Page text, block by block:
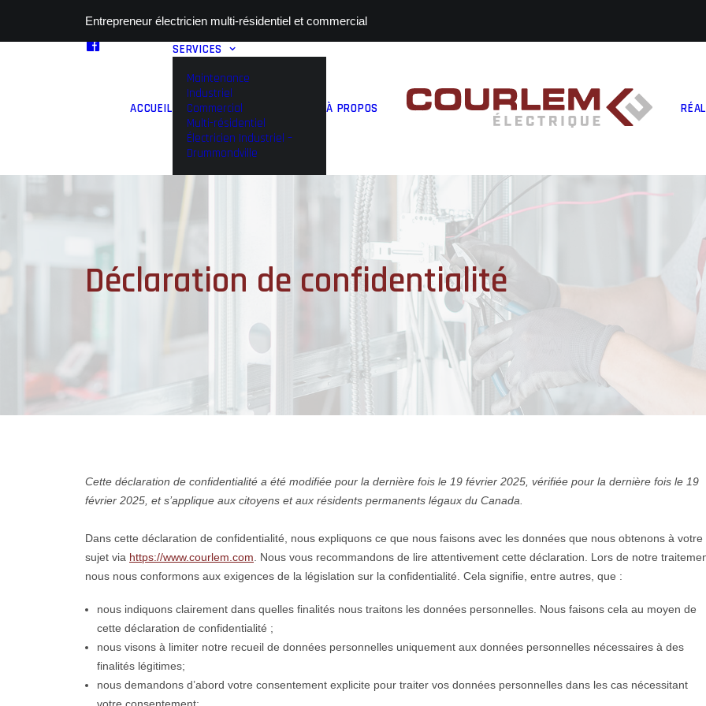
Entrepreneur électricien multi-résidentiel et commercial
ACCUEIL
SERVICES
Maintenance
Industriel
Commercial
Multi-résidentiel
Électricien Industriel –
Drummondville
À PROPOS
Déclaration de confidentialité
Cette déclaration de confidentialité a été modifiée pour la dernière fois le 19 février 2025, vérifiée pour la dernière fois le 19
février 2025, et s’applique aux citoyens et aux résidents permanents légaux du Canada.
Dans cette déclaration de confidentialité, nous expliquons ce que nous faisons avec les données que nous obtenons à votre
sujet via https://www.courlem.com . Nous vous recommandons de lire attentivement cette déclaration. Lors de notre
nous nous conformons aux exigences de la législation sur la confidentialité. Cela signifie, entre autres, que :
nous indiquons clairement dans quelles finalités nous traitons les données personnelles. Nous faisons cela au moyen de
cette déclaration de confidentialité ;
nous visons à limiter notre recueil de données personnelles uniquement aux données personnelles nécessaires à des
finalités légitimes;
nous demandons d’abord votre consentement explicite pour traiter vos données personnelles dans les cas nécessitant